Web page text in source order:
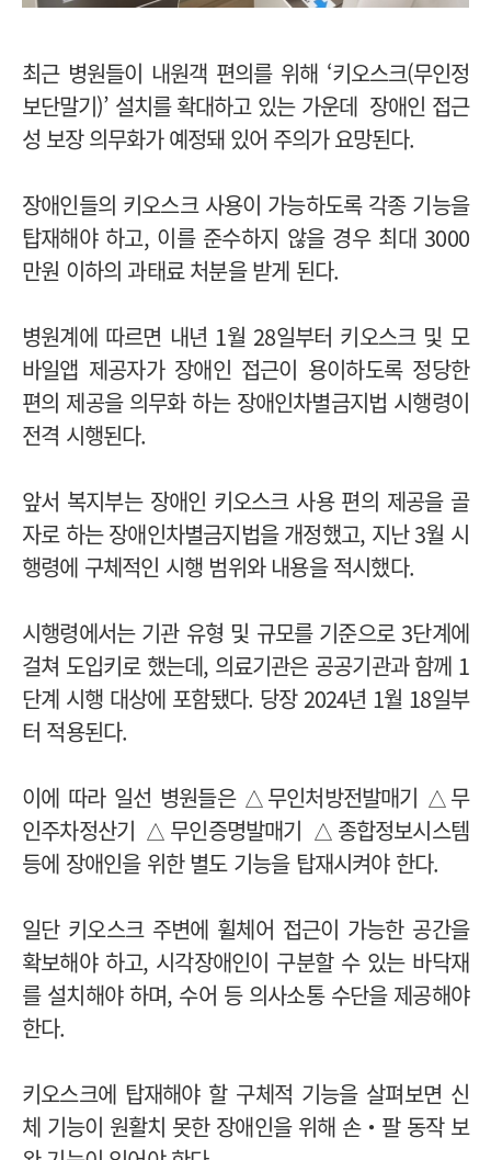
최근 병원들이 내원객 편의를 위해 ‘키오스크(무인정
보단말기)’ 설치를 확대하고 있는 가운데 장애인 접근
성 보장 의무화가 예정돼 있어 주의가 요망된다.
장애인들의 키오스크 사용이 가능하도록 각종 기능을
탑재해야 하고, 이를 준수하지 않을 경우 최대 3000
만원 이하의 과태료 처분을 받게 된다.
병원계에 따르면 내년 1월 28일부터 키오스크 및 모
바일앱 제공자가 장애인 접근이 용이하도록 정당한
편의 제공을 의무화 하는 장애인차별금지법 시행령이
전격 시행된다.
앞서 복지부는 장애인 키오스크 사용 편의 제공을 골
자로 하는 장애인차별금지법을 개정했고, 지난 3월 시
행령에 구체적인 시행 범위와 내용을 적시했다.
시행령에서는 기관 유형 및 규모를 기준으로 3단계에
걸쳐 도입키로 했는데, 의료기관은 공공기관과 함께 1
단계 시행 대상에 포함됐다. 당장 2024년 1월 18일부
터 적용된다.
이에 따라 일선 병원들은 △무인처방전발매기 △무
인주차정산기 △무인증명발매기 △종합정보시스템
등에 장애인을 위한 별도 기능을 탑재시켜야 한다.
일단 키오스크 주변에 휠체어 접근이 가능한 공간을
확보해야 하고, 시각장애인이 구분할 수 있는 바닥재
를 설치해야 하며, 수어 등 의사소통 수단을 제공해야
한다.
키오스크에 탑재해야 할 구체적 기능을 살펴보면 신
체 기능이 원활치 못한 장애인을 위해 손‧팔 동작 보